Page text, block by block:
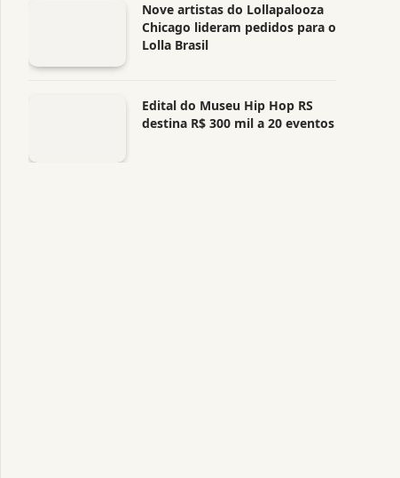
Nove artistas do Lollapalooza
Chicago lideram pedidos para o
Lolla Brasil
Edital do Museu Hip Hop RS
destina R$ 300 mil a 20 eventos